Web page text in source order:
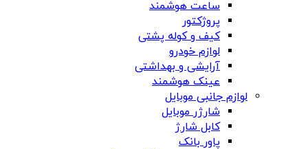
ساعت هوشمند
پروژکتور
کیف و کوله پشتی
لوازم خودرو
آرایشی و بهداشتی
عینک هوشمند
لوازم جانبی موبایل
شارژر موبایل
کابل شارژ
پاور بانک